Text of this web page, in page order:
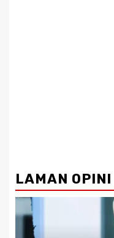
LAMAN OPINI